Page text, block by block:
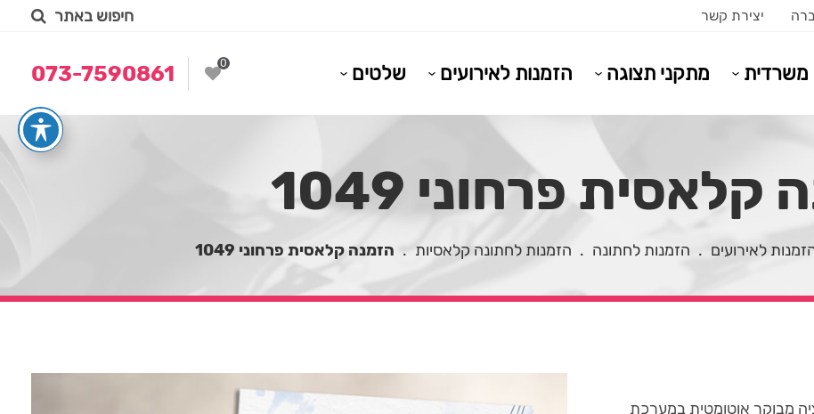
יצירת קשר חיפוש באתר
משרדית מתקני תצוגה הזמנות לאירועים שלטים 0
073-7590861
פרחוני 1049
לאירועים . הזמנות לחתונה . הזמנות לחתונה קלאסיות . הזמנה קלאסית פרחוני 1049
ולמינציה מבוקר אוטומטית במערכת